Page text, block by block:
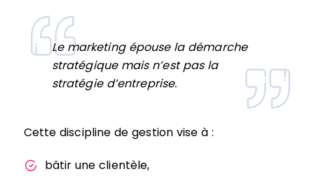
Le marketing épouse la démarche
stratégique mais n’est pas la
stratégie d’entreprise.
Cette discipline de gestion vise à :
bâtir une clientèle,